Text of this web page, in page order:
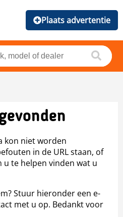
Plaats advertentie
kon niet worden
in de URL staan, of
u te helpen vinden wat u
Stuur hieronder een e-
met u op. Bedankt voor